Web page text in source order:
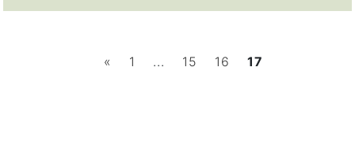
« 1 ... 15 16 17